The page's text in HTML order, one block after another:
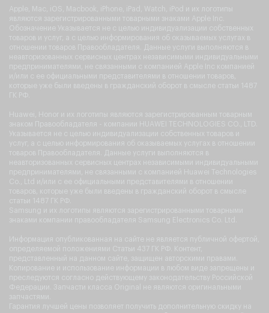
Apple, Mac, iOS, Macbook, iPhone, iPad, Watch, iPod и их логотипы
являются зарегистрированными товарными знаками Apple Inc.
Обозначение Указывается не с целью индивидуализации собственных
товаров и услуг, а с целью информирования об оказываемых услугах в
отношении товаров Правообладателя. Данные услуги выполняются в
неавторизованных сервисных центрах независимыми индивидуальными
предпринимателями, не связанными с компанией Apple Inc компанией
и/или с ее официальными представителями в отношении товаров,
которые уже были введены в гражданский оборот в смысле статьи 1487
ГК РФ.
Huawei, Honor и их логотипы являются зарегистрированным товарным
знаком Правообладателя - компании HUAWEI TECHNOLOGIES CO., LTD.
Указывается не с целью индивидуализации собственных товаров и
услуг, а с целью информирования об оказываемых услугах в отношении
товаров Правообладателя. Данные услуги выполняются в
неавторизованных сервисных центрах независимыми индивидуальными
предпринимателями, не связанными с компанией Huawei Technologies
Co., Ltd и/или с ее официальными представителями в отношении
товаров, которые уже были введены в гражданский оборот в смысле
статьи 1487 ГК РФ.
Samsung и их логотипы являются зарегистрированными товарными
знаками компании правообладателя Samsung Electronics Co. Ltd.
Информация опубликованная на сайте не является публичной офертой,
определяемой положениями Статьи 437 ГК РФ. Контент,
представленный на данном сайте, защищен авторскими правами.
Копирование и использование информации в любом виде запрещены и
преследуются согласно действующему законодательству Российской
Федерации. Запчасти класса Original не являются оригинальными
запчастями.
Гарантия лучшей цены позволяет получить дополнительную скидку на